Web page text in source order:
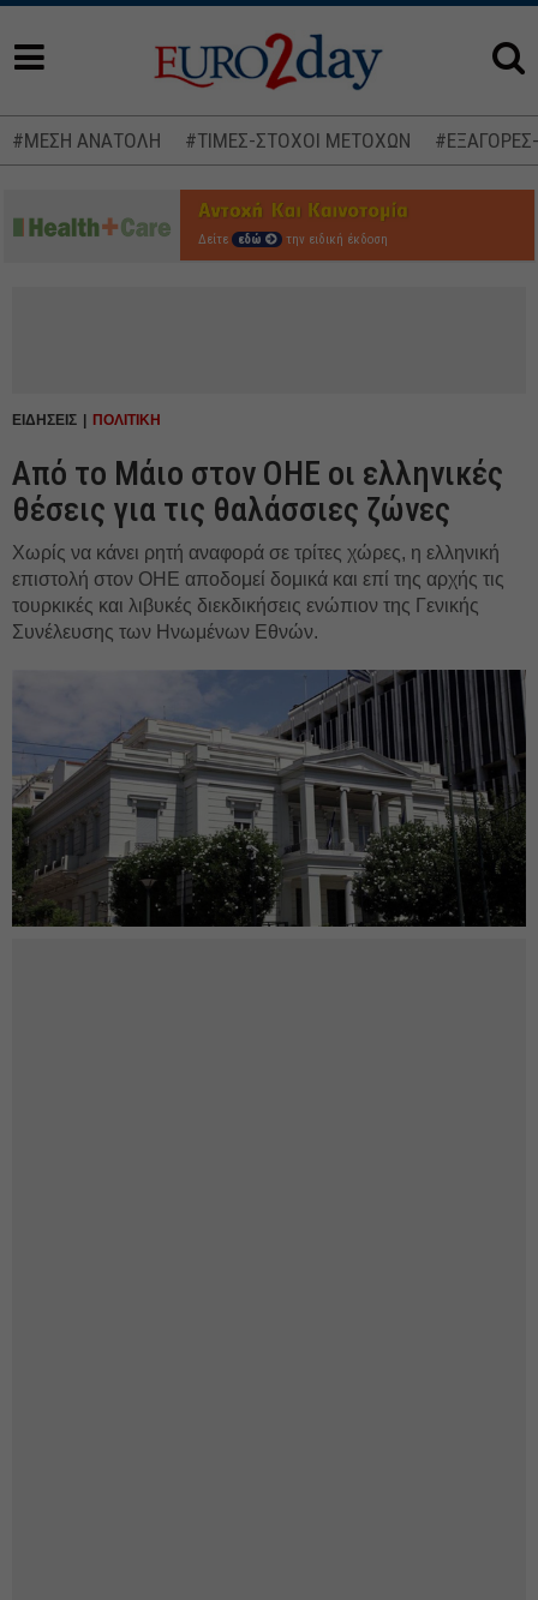
#ΜΕΣΗ ΑΝΑΤΟΛΗ #ΤΙΜΕΣ-ΣΤΟΧΟΙ ΜΕΤΟΧΩΝ
Δείτε εδώ την ειδική έκδοση
ΕΙΔΗΣΕΙΣ ΠΟΛΙΤΙΚΗ
Από το Μάιο στον ΟΗΕ οι ελληνικές
θέσεις για τις θαλάσσιες ζώνες
Χωρίς να κάνει ρητή αναφορά σε τρίτες χώρες, η ελληνική
επιστολή στον ΟΗΕ αποδομεί δομικά και επί της αρχής τις
τουρκικές και λιβυκές διεκδικήσεις ενώπιον της Γενικής
Συνέλευσης των Ηνωμένων Εθνών.